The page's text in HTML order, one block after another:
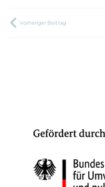
Vorheriger Beitrag